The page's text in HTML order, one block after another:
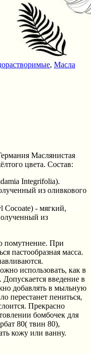
, Масла
Маслянистая
цвета. Состав:
Integrifolia).
из оливкового
Cocoate) - мягкий,
из
помутнение. При
пастообразная масса.
использовать, как в
введение в
добавлять в мыльную
перестанет пениться,
Прекрасно
бомбочек для
80( твин 80),
кожу или ванну.